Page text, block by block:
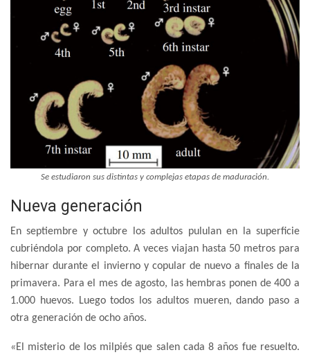
Se estudiaron sus distintas y complejas etapas de maduración.
Nueva generación
En septiembre y octubre los adultos pululan en la superficie
cubriéndola por completo. A veces viajan hasta 50 metros para
hibernar durante el invierno y copular de nuevo a finales de la
primavera. Para el mes de agosto, las hembras ponen de 400 a
1.000 huevos. Luego todos los adultos mueren, dando paso a
otra generación de ocho años.
«El misterio de los milpiés que salen cada 8 años fue resuelto.